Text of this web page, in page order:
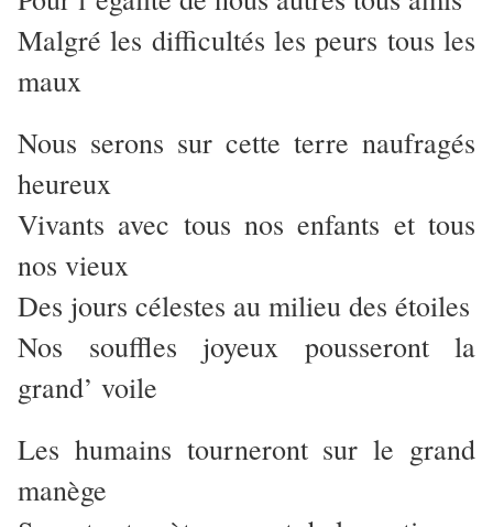
Malgré les difficultés les peurs tous les
maux
Nous serons sur cette terre naufragés
heureux
Vivants avec tous nos enfants et tous
nos vieux
Des jours célestes au milieu des étoiles
Nos souffles joyeux pousseront la
grand’ voile
Les humains tourneront sur le grand
manège